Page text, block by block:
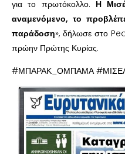
για το πρωτόκολλο. Η
αναμενόμενο, το
παράδοση», δήλωσε στο
πρώην Πρώτης Κυρίας.
#ΜΠΑΡΑΚ_ΟΜΠΑΜΑ